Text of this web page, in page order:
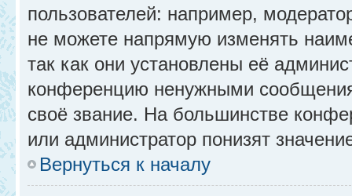
пользователей: например,
не можете напрямую изменять
так как они установлены её
конференцию ненужными
своё звание. На большинстве
или администратор понизят
Вернуться к началу